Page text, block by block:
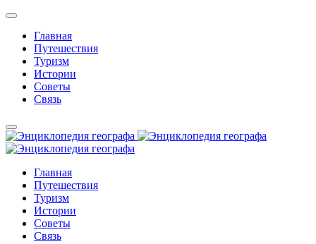
Главная
Путешествия
Туризм
Истории
Советы
Связь
Главная
Путешествия
Туризм
Истории
Советы
Связь